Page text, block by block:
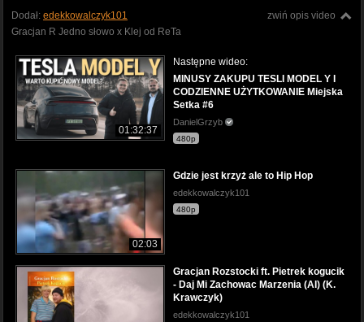
zwiń opis video
Dodał: edekkowalczyk101
Gracjan R Jedno słowo x Klej od ReTa
01:32:37
Następne wideo:
MINUSY ZAKUPU TESLI MODEL Y I
CODZIENNE UŻYTKOWANIE Miejska
Setka #6
DanielGrzyb
480p
02:03
Gdzie jest krzyż ale to Hip Hop
edekkowalczyk101
480p
Gracjan Rozstocki ft. Pietrek kogucik
- Daj Mi Zachowac Marzenia (AI) (K.
Krawczyk)
edekkowalczyk101